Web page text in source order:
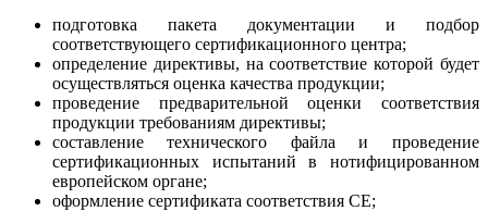
подготовка пакета документации и подбор
соответствующего сертификационного центра;
определение директивы, на соответствие которой будет
осуществляться оценка качества продукции;
проведение предварительной оценки соответствия
продукции требованиям директивы;
составление технического файла и проведение
сертификационных испытаний в нотифицированном
европейском органе;
оформление сертификата соответствия СЕ;